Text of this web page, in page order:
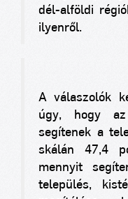
dél-alföldi
ilyenről.
A válaszolók
úgy, hogy
segítenek a
skálán 47,4
mennyit
település,